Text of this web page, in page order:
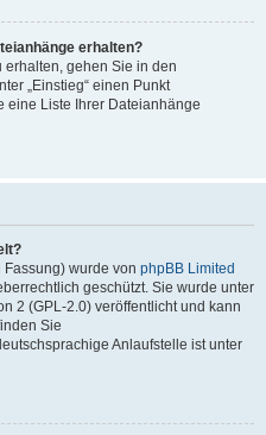
erhalten?
gehen Sie in den
„Einstieg“ einen Punkt
eine Liste Ihrer Dateianhänge
wurde von phpBB Limited
geschützt. Sie wurde unter
2 (GPL-2.0) veröffentlicht und kann
Sie
Anlaufstelle ist unter